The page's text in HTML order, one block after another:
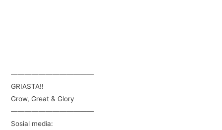
————————————
GRIASTA‼️
Grow, Great & Glory
————————————
Sosial media: